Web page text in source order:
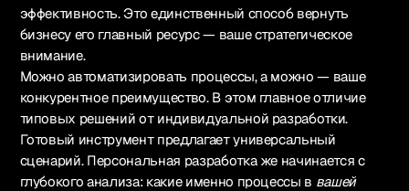
эффективность. Это единственный способ вернуть
бизнесу его главный ресурс — ваше стратегическое
внимание.
Можно автоматизировать процессы, а можно — ваше
конкурентное преимущество. В этом главное отличие
типовых решений от индивидуальной разработки.
Готовый инструмент предлагает универсальный
сценарий. Персональная разработка же начинается с
глубокого анализа: какие именно процессы в вашей